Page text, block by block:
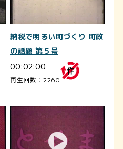
納税で明るい町づくり 町政
の話題 第５号
00:02:00
再生回数：2260